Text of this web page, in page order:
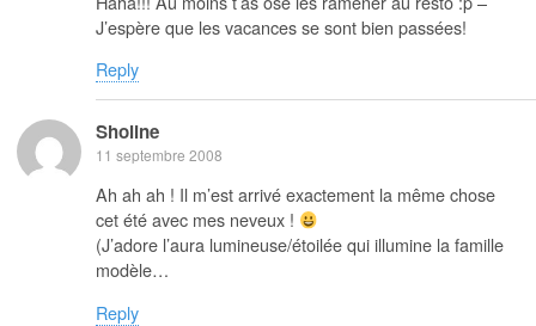
J’espère que les vacances se sont bien passées!
Reply
Sholine
11 septembre 2008
Ah ah ah ! Il m’est arrivé exactement la même chose
cet été avec mes neveux !
(J’adore l’aura lumineuse/étoilée qui illumine la famille
modèle…
Reply